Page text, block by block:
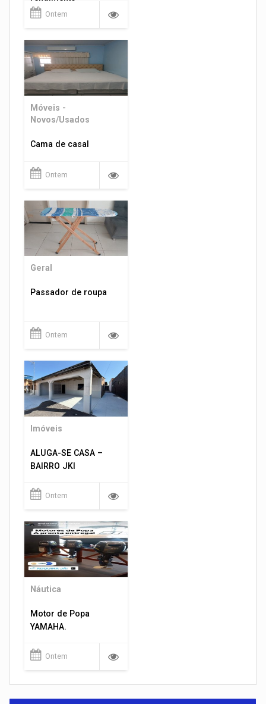
Ontem
Móveis -
Novos/Usados
Cama de casal
Ontem
Geral
Passador de roupa
Ontem
Imóveis
ALUGA-SE CASA –
BAIRRO JKI
Ontem
Náutica
Motor de Popa
YAMAHA.
Ontem